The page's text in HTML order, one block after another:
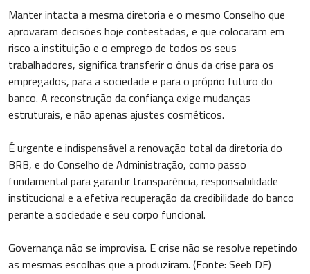
Manter intacta a mesma diretoria e o mesmo Conselho que
aprovaram decisões hoje contestadas, e que colocaram em
risco a instituição e o emprego de todos os seus
trabalhadores, significa transferir o ônus da crise para os
empregados, para a sociedade e para o próprio futuro do
banco. A reconstrução da confiança exige mudanças
estruturais, e não apenas ajustes cosméticos.
É urgente e indispensável a renovação total da diretoria do
BRB, e do Conselho de Administração, como passo
fundamental para garantir transparência, responsabilidade
institucional e a efetiva recuperação da credibilidade do banco
perante a sociedade e seu corpo funcional.
Governança não se improvisa. E crise não se resolve repetindo
as mesmas escolhas que a produziram. (Fonte: Seeb DF)